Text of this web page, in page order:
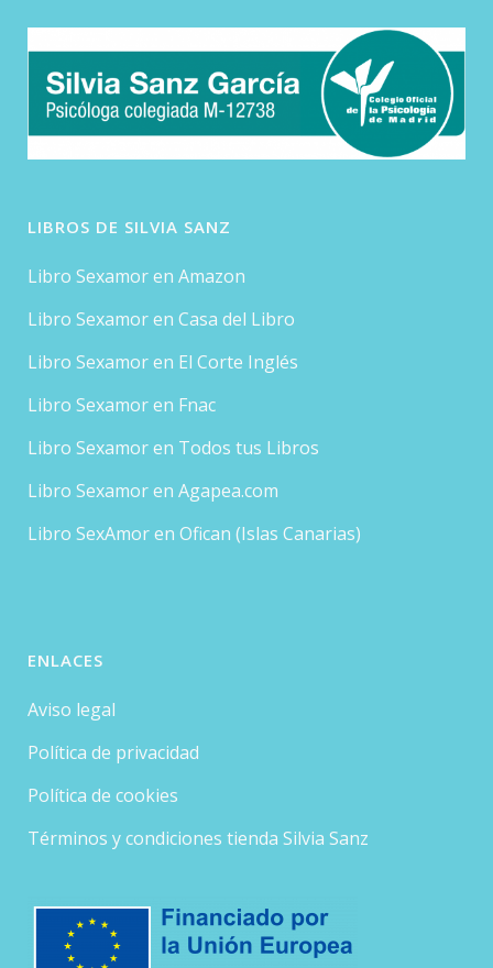
LIBROS DE SILVIA SANZ
Libro Sexamor en Amazon
Libro Sexamor en Casa del Libro
Libro Sexamor en El Corte Inglés
Libro Sexamor en Fnac
Libro Sexamor en Todos tus Libros
Libro Sexamor en Agapea.com
Libro SexAmor en Ofican (Islas Canarias)
ENLACES
Aviso legal
Política de privacidad
Política de cookies
Términos y condiciones tienda Silvia Sanz